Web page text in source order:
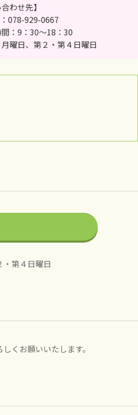
わせ先】
078-929-0667
：9：30～18：30
曜日、第２・第４日曜日
第４日曜日
くお願いいたします。